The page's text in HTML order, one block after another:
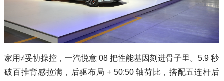
家用≠妥协操控，一汽悦意 08 把性能基因刻进骨子里。5.9 秒
破百推背感拉满，后驱布局 + 50:50 轴荷比，搭配五连杆后